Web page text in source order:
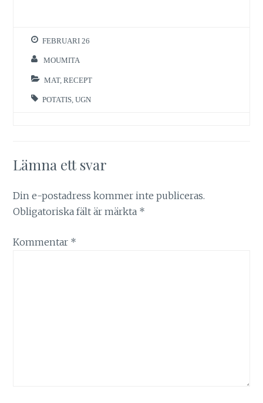
FEBRUARI 26
MOUMITA
MAT,RECEPT
POTATIS ,UGN
Lämna ett svar
Din e-postadress kommer inte publiceras.
Obligatoriska fält är märkta *
Kommentar *